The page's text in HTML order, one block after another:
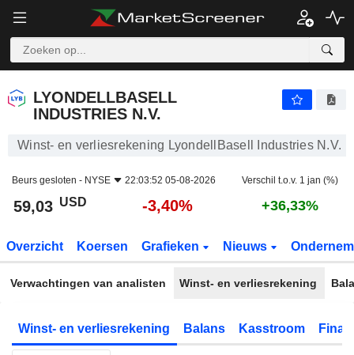
LYONDELLBASELL
INDUSTRIES N.V.
Winst- en verliesrekening LyondellBasell Industries N.V.
Beurs gesloten - NYSE 22:03:52 05-08-2026 Verschil t.o.v. 1 jan (%)
59,03 USD -3,40% +36,33%
Overzicht Koersen Grafieken Nieuws
Verwachtingen van analisten Winst- en verliesrekening
Winst- en verliesrekening Balans Kasstroom